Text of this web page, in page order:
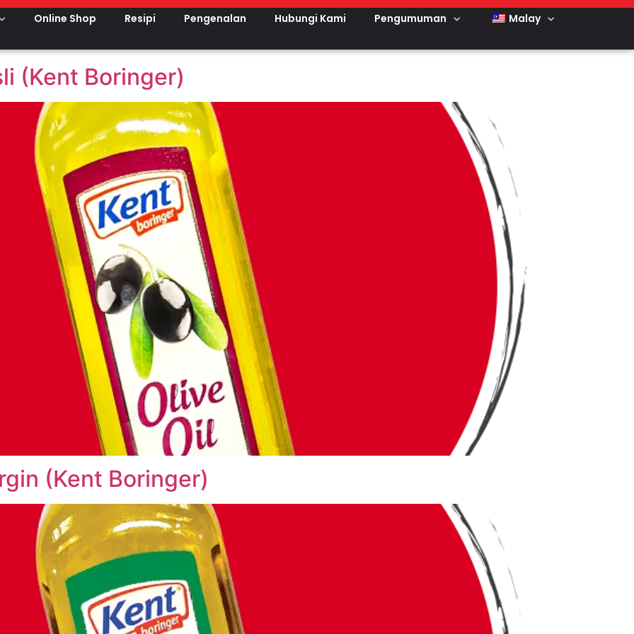
Online Shop Resipi Pengenalan Hubungi Kami Pengumuman Malay
OEM
(Kent Boringer)
(Kent Boringer)